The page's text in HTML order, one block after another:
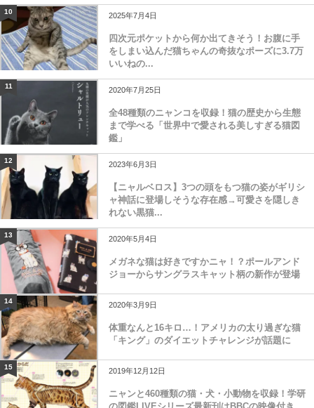
10 2025年7月4日
四次元ポケットから何か出てきそう！お腹に手
をしまい込んだ猫ちゃんの奇抜なポーズに3.7万
いいねの...
11 2020年7月25日
全48種類のニャンコを収録！猫の歴史から生態
まで学べる「世界中で愛される美しすぎる猫図
鑑」
12 2023年6月3日
【ニャルベロス】3つの頭をもつ猫の姿がギリシ
ャ神話に登場しそうな存在感→可愛さを隠しき
れない黒猫...
13 2020年5月4日
メガネな猫は好きですかニャ！？ポールアンド
ジョーからサングラスキャット柄の新作が登場
14 2020年3月9日
体重なんと16キロ…！アメリカの太り過ぎな猫
「キング」のダイエットチャレンジが話題に
15 2019年12月12日
ニャンと460種類の猫・犬・小動物を収録！学研